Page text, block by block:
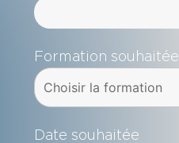
Formation souhaitée
Date souhaitée